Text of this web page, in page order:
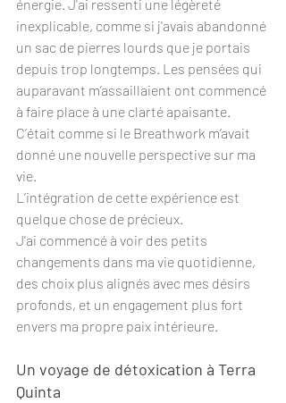
énergie. J'ai ressenti une légèreté
inexplicable, comme si j'avais abandonné
un sac de pierres lourds que je portais
depuis trop longtemps. Les pensées qui
auparavant m’assaillaient ont commencé
à faire place à une clarté apaisante.
C’était comme si le Breathwork m’avait
donné une nouvelle perspective sur ma
vie.
L’intégration de cette expérience est
quelque chose de précieux.
J'ai commencé à voir des petits
changements dans ma vie quotidienne,
des choix plus alignés avec mes désirs
profonds, et un engagement plus fort
envers ma propre paix intérieure.
Un voyage de détoxication à Terra
Quinta